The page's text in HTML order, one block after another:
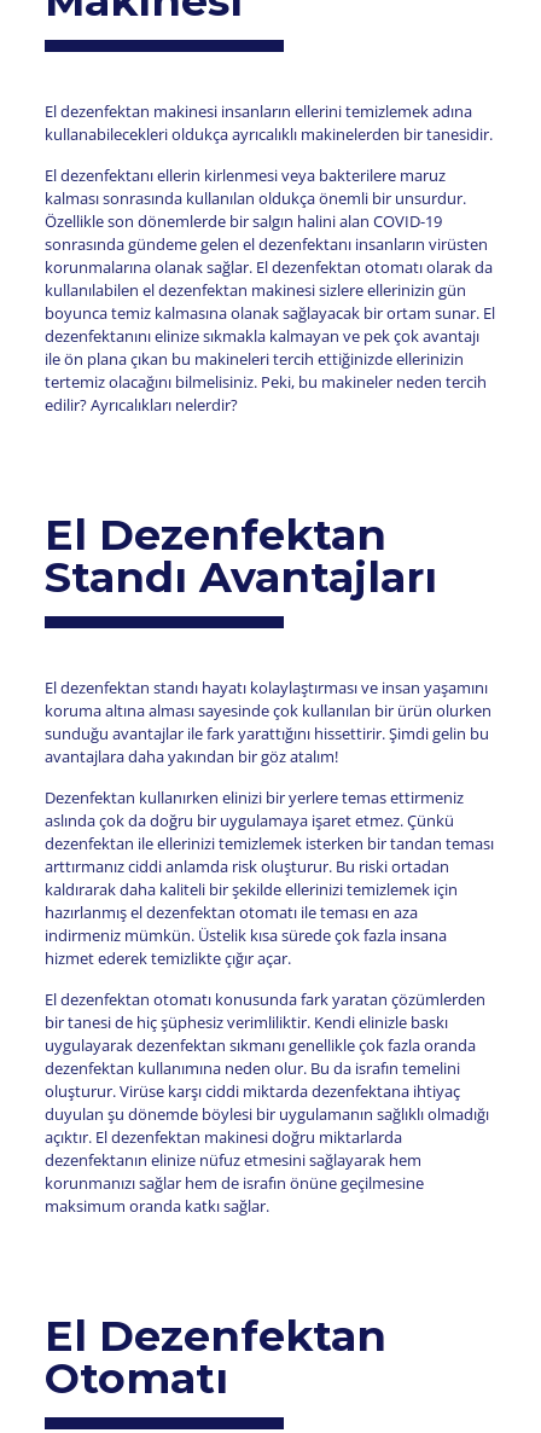
El dezenfektan makinesi insanların ellerini temizlemek adına
kullanabilecekleri oldukça ayrıcalıklı makinelerden bir tanesidir.
El dezenfektanı ellerin kirlenmesi veya bakterilere maruz
kalması sonrasında kullanılan oldukça önemli bir unsurdur.
Özellikle son dönemlerde bir salgın halini alan COVID-19
sonrasında gündeme gelen el dezenfektanı insanların virüsten
korunmalarına olanak sağlar. El dezenfektan otomatı olarak da
kullanılabilen el dezenfektan makinesi sizlere ellerinizin gün
boyunca temiz kalmasına olanak sağlayacak bir ortam sunar. El
dezenfektanını elinize sıkmakla kalmayan ve pek çok avantajı
ile ön plana çıkan bu makineleri tercih ettiğinizde ellerinizin
tertemiz olacağını bilmelisiniz. Peki, bu makineler neden tercih
edilir? Ayrıcalıkları nelerdir?
El Dezenfektan
Standı Avantajları
El dezenfektan standı hayatı kolaylaştırması ve insan yaşamını
koruma altına alması sayesinde çok kullanılan bir ürün olurken
sunduğu avantajlar ile fark yarattığını hissettirir. Şimdi gelin bu
avantajlara daha yakından bir göz atalım!
Dezenfektan kullanırken elinizi bir yerlere temas ettirmeniz
aslında çok da doğru bir uygulamaya işaret etmez. Çünkü
dezenfektan ile ellerinizi temizlemek isterken bir tandan teması
arttırmanız ciddi anlamda risk oluşturur. Bu riski ortadan
kaldırarak daha kaliteli bir şekilde ellerinizi temizlemek için
hazırlanmış el dezenfektan otomatı ile teması en aza
indirmeniz mümkün. Üstelik kısa sürede çok fazla insana
hizmet ederek temizlikte çığır açar.
El dezenfektan otomatı konusunda fark yaratan çözümlerden
bir tanesi de hiç şüphesiz verimliliktir. Kendi elinizle baskı
uygulayarak dezenfektan sıkmanı genellikle çok fazla oranda
dezenfektan kullanımına neden olur. Bu da israfın temelini
oluşturur. Virüse karşı ciddi miktarda dezenfektana ihtiyaç
duyulan şu dönemde böylesi bir uygulamanın sağlıklı olmadığı
açıktır. El dezenfektan makinesi doğru miktarlarda
dezenfektanın elinize nüfuz etmesini sağlayarak hem
korunmanızı sağlar hem de israfın önüne geçilmesine
maksimum oranda katkı sağlar.
El Dezenfektan
Otomatı